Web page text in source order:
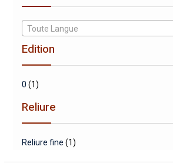
Toute Langue
Edition
0 (1)
Reliure
Reliure fine (1)